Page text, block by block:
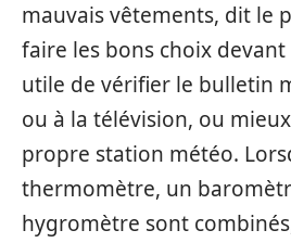
mauvais vêtements, dit le
faire les bons choix devant
utile de vérifier le bulletin
ou à la télévision, ou
propre station météo.
thermomètre, un
hygromètre sont combinés,